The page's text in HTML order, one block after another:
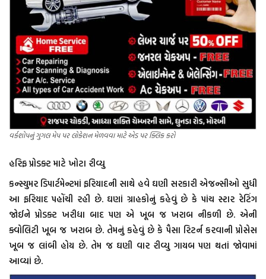
વર્કશોપનું ગુગલ મેપ પર લોકેશન મેળવવા માટે એડ પર ક્લિક કરો
હરિફ પ્રોડક્ટ માટે ખોટા રીવ્યુ
કન્સ્યુમર ડિપાર્ટમેન્ટમાં ફરિયાદની સાથે હવે ઘણી સરકારી એજન્સીઓ સુધી
આ ફરિયાદ પહોંચી રહી છે. ઘણાં ગ્રાહકોનું કહેવું છે કે પાંચ સ્ટાર રેટિંગ
જોઈને પ્રોડક્ટ ખરીદ્યા બાદ પણ એ ખૂબ જ ખરાબ નીકળી છે. એની
ક્વોલિટી ખૂબ જ ખરાબ છે. તેમનું કહેવું છે કે પૈસા રિટર્ન કરવાની પ્રોસેસ
ખૂબ જ લાંબી હોય છે. તેમ જ ઘણી વાર રીવ્યુ ગાયબ પણ થતાં જોવામાં
આવ્યાં છે.